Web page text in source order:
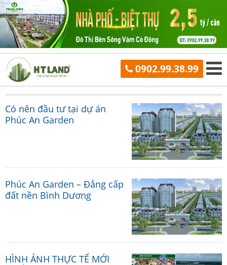
0902.99.38.99
Có nên đầu tư tại dự án
Phúc An Garden
Phúc An Garden – Đẳng cấp
đất nền Bình Dương
HÌNH ẢNH THỰC TẾ MỚI